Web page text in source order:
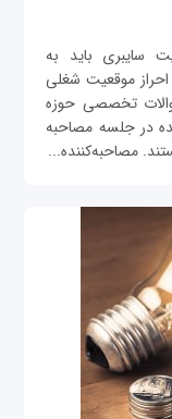
سایبری باید به
موقعیت شغلی
تخصصی حوزه
در جلسه مصاحبه
مصاحبه‌کننده...